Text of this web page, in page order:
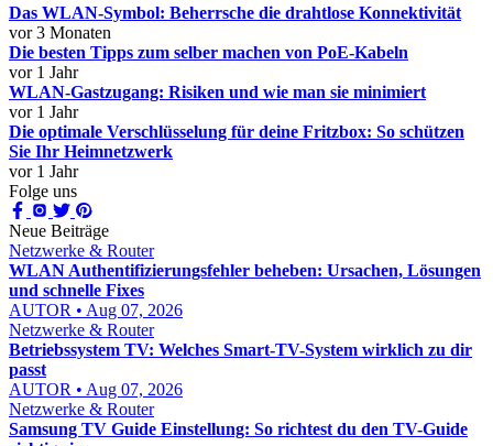
Das WLAN-Symbol: Beherrsche die drahtlose Konnektivität
vor 3 Monaten
Die besten Tipps zum selber machen von PoE-Kabeln
vor 1 Jahr
WLAN-Gastzugang: Risiken und wie man sie minimiert
vor 1 Jahr
Die optimale Verschlüsselung für deine Fritzbox: So schützen
Sie Ihr Heimnetzwerk
vor 1 Jahr
Folge uns
Neue Beiträge
Netzwerke & Router
WLAN Authentifizierungsfehler beheben: Ursachen, Lösungen
und schnelle Fixes
AUTOR • Aug 07, 2026
Netzwerke & Router
Betriebssystem TV: Welches Smart-TV-System wirklich zu dir
passt
AUTOR • Aug 07, 2026
Netzwerke & Router
Samsung TV Guide Einstellung: So richtest du den TV-Guide